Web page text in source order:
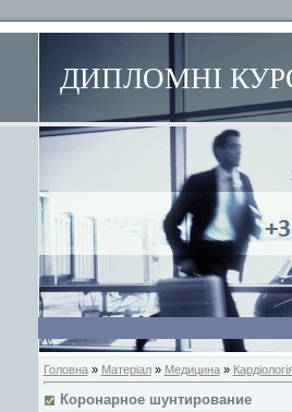
ДИПЛОМНІ
Головна» Матеріал» Медицина»
Коронарное шунтирование